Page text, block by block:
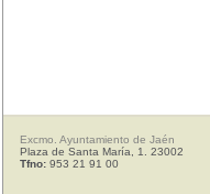
Excmo. Ayuntamiento de Jaén
Plaza de Santa María, 1. 23002
Tfno: 953 21 91 00